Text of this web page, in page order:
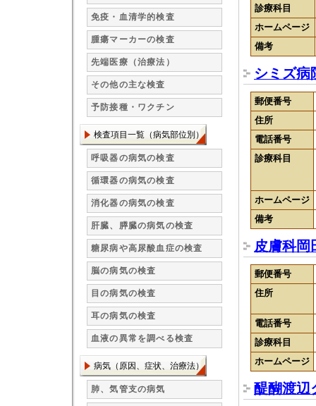
診療科目
ホームページ
備考
シミズ病
郵便番号
住所
電話番号
診療科目
ホームページ
備考
皮膚科岡
郵便番号
住所
電話番号
診療科目
ホームページ
醍醐渡辺
免疫・血清学的検査
腫瘍マーカーの検査
先端医療（治療法）
その他の主な検査
予防接種・ワクチン
検査項目一覧（病気部位別）
呼吸器の病気の検査
循環器の病気の検査
消化器の病気の検査
肝臓、膵臓の病気の検査
糖尿病や高尿酸血症の検査
脳の病気の検査
目の病気の検査
耳の病気の検査
血液の異常を調べる検査
病気（原因、症状、治療法）
肺、気管支の病気